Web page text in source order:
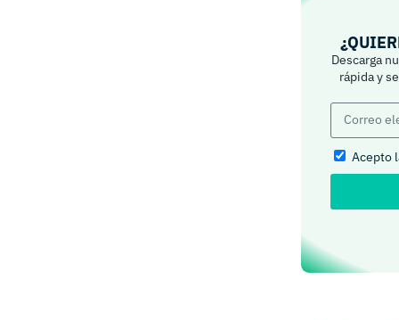
Descarga
rápida y
Acepto